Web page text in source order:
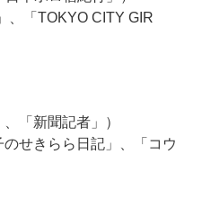
「TOKYO CITY GIR
「新聞記者」）
せきらら日記」、「コウ